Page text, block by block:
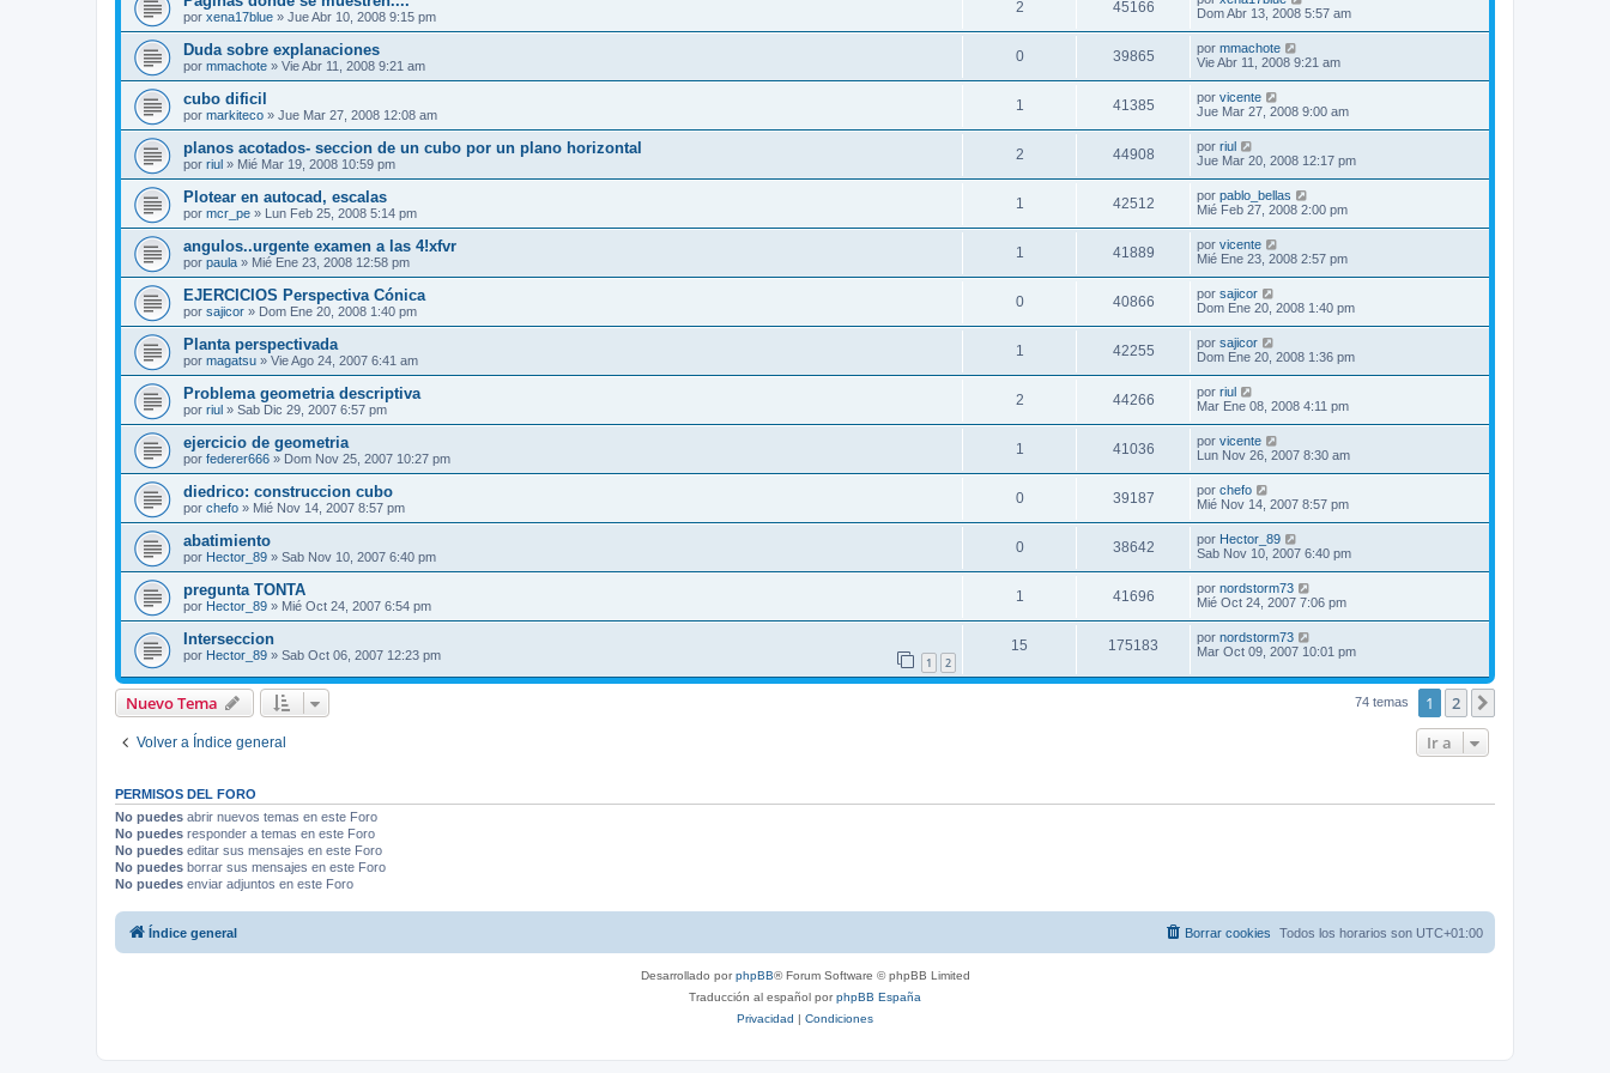
por xena17blue » Jue Abr 10, 2008 9:15 pm
2 45166
Dom Abr 13, 2008 5:57 am
Duda sobre explanaciones
por mmachote » Vie Abr 11, 2008 9:21 am
0 39865 por mmachote
Vie Abr 11, 2008 9:21 am
cubo dificil
por markiteco » Jue Mar 27, 2008 12:08 am
1 41385 por vicente
Jue Mar 27, 2008 9:00 am
planos acotados- seccion de un cubo por un plano horizontal
por riul » Mié Mar 19, 2008 10:59 pm
2 44908 por riul
Jue Mar 20, 2008 12:17 pm
Plotear en autocad, escalas
por mcr_pe » Lun Feb 25, 2008 5:14 pm
1 42512 por pablo_bellas
Mié Feb 27, 2008 2:00 pm
angulos..urgente examen a las 4!xfvr
por paula » Mié Ene 23, 2008 12:58 pm
1 41889 por vicente
Mié Ene 23, 2008 2:57 pm
EJERCICIOS Perspectiva Cónica
por sajicor » Dom Ene 20, 2008 1:40 pm
0 40866 por sajicor
Dom Ene 20, 2008 1:40 pm
Planta perspectivada
por magatsu » Vie Ago 24, 2007 6:41 am
1 42255 por sajicor
Dom Ene 20, 2008 1:36 pm
Problema geometria descriptiva
por riul » Sab Dic 29, 2007 6:57 pm
2 44266 por riul
Mar Ene 08, 2008 4:11 pm
ejercicio de geometria
por federer666 » Dom Nov 25, 2007 10:27 pm
1 41036 por vicente
Lun Nov 26, 2007 8:30 am
diedrico: construccion cubo
por chefo » Mié Nov 14, 2007 8:57 pm
0 39187 por chefo
Mié Nov 14, 2007 8:57 pm
abatimiento
por Hector_89 » Sab Nov 10, 2007 6:40 pm
0 38642 por Hector_89
Sab Nov 10, 2007 6:40 pm
pregunta TONTA
por Hector_89 » Mié Oct 24, 2007 6:54 pm
1 41696 por nordstorm73
Mié Oct 24, 2007 7:06 pm
Interseccion
por Hector_89 » Sab Oct 06, 2007 12:23 pm 1 2
15 175183 por nordstorm73
Mar Oct 09, 2007 10:01 pm
Nuevo Tema 74 temas 1 2
Volver a Índice general Ir a
PERMISOS DEL FORO
No puedes abrir nuevos temas en este Foro
No puedes responder a temas en este Foro
No puedes editar sus mensajes en este Foro
No puedes borrar sus mensajes en este Foro
No puedes enviar adjuntos en este Foro
Índice general Todos los horarios son UTC+01:00
Borrar cookies
Desarrollado porphpBB® Forum Software © phpBB Limited
Traducción al español porphpBB España
Privacidad | Condiciones